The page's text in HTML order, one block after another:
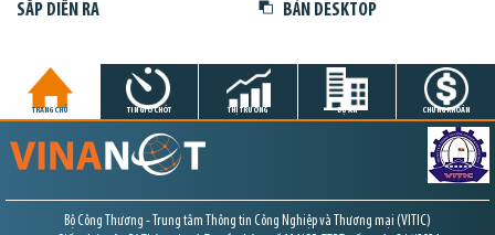
SẮP DIỄN RA BẢN DESKTOP
TRANG CHỦ TIN GIỜ CHÓT THỊ TRƯỜNG DỰ ÁN CHỨNG KHOÁN
Bộ Công Thương - Trung tâm Thông tin Công Nghiệp và Thương mại (VITIC)